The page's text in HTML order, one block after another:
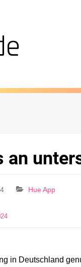
an
Hue App
in Deutschland